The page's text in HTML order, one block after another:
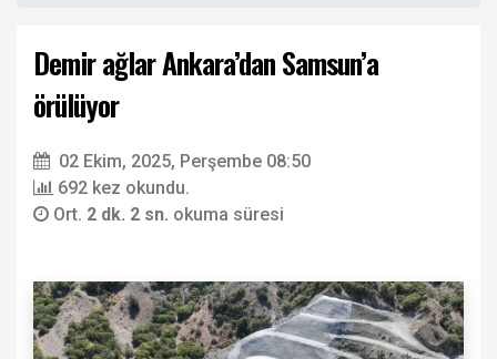
Demir ağlar Ankara’dan Samsun’a
örülüyor
02 Ekim, 2025, Perşembe 08:50
692 kez okundu.
Ort. 2 dk. 2 sn. okuma süresi